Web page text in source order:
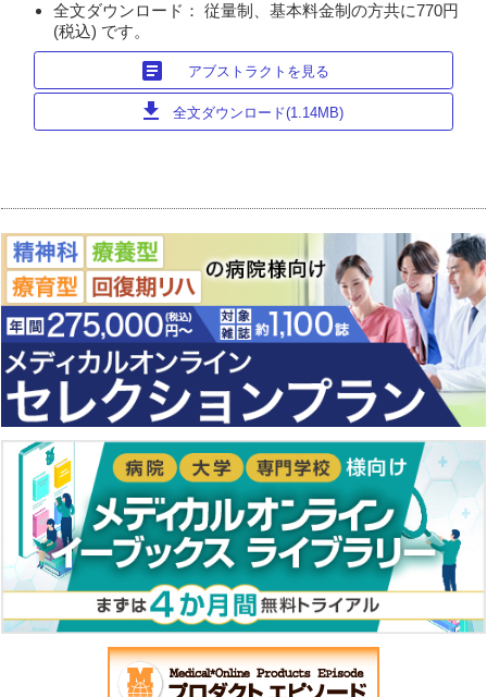
全文ダウンロード： 従量制、基本料金制の方共に770円
(税込) です。
article アブストラクトを見る
download 全文ダウンロード(1.14MB)